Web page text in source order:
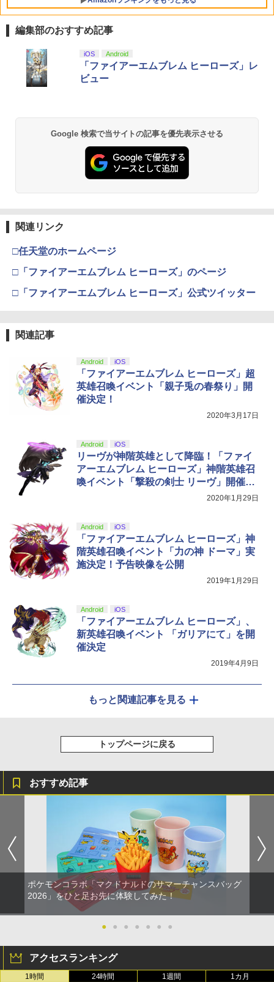
【純正品】Xbox ワイヤレス コントロー
ラー + USB-C® ケーブル
【純正品】Xbox ワイヤレス コントロー
￥7,681
【純正品】Xbox 充電式バッテリー + US
B-C ケーブル
5
【国内正規品】Thrustmaster スラスト
マスター TH8S シフター - PC、PS4、P
S5、PS5 Pro、Xbox One、Xbox Serie
s X|S 対応の高精度 H パターン シフター
劇場版「鬼滅の刃」無限城編 第一章 猗
窩座再来 通常版 [Blu-ray]
劇場版「鬼滅の刃」無限城編 第一章 猗
窩座再来 通常版 [DVD]
￥3,523
3
ナル三方背収納ケース付きコレクション)
(オリジナル特典:オリジナル巾着＋メー
カー特典:【坤と離】二振りの剣、十翼よ
り来たる！スタジオ描き下ろしイラスト
ボード付) [Blu-ray]
窩座再来 完全生産限定版 [Blu-ray]
￥8,698
『映画 ラブライブ！蓮ノ空女学院スクー
ルアイドルクラブ Bloom Garden Part
y』Blu-ray（特装限定版）
￥8,589
編集部のおすすめ記事
iOS Android
「ファイアーエムブレム ヒーローズ」レ
ビュー
Google 検索で当サイトの記事を優先表示させる
関連リンク
□任天堂のホームページ
□「ファイアーエムブレム ヒーローズ」のページ
□「ファイアーエムブレム ヒーローズ」公式ツイッター
関連記事
Android iOS
「ファイアーエムブレム ヒーローズ」超
英雄召喚イベント「親子兎の春祭り」開
催決定！
2020年3月17日
Android iOS
リーヴが神階英雄として降臨！「ファイ
アーエムブレム ヒーローズ」神階英雄召
喚イベント「撃殺の剣士 リーヴ」開催決
2020年1月29日
Android iOS
「ファイアーエムブレム ヒーローズ」神
階英雄召喚イベント「力の神 ドーマ」実
施決定！予告映像を公開
2019年1月29日
Android iOS
「ファイアーエムブレム ヒーローズ」、
新英雄召喚イベント 「ガリアにて」を開
催決定
2019年4月9日
もっと関連記事を見る
トップページに戻る
おすすめ記事
ポケモンコラボ「マクドナルドのサマーチャンスバッグ
2026」をひと足お先に体験してみた！
● ● ● ● ● ● ●
アクセスランキング
1時間 24時間 1週間 1カ月